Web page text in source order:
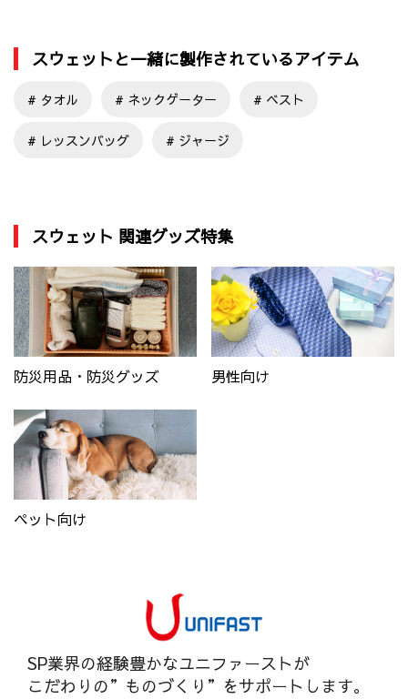
スウェットと一緒に製作されているアイテム
タオル ネックゲーター ベスト
レッスンバッグ ジャージ
スウェット 関連グッズ特集
防災用品・防災グッズ 男性向け
ペット向け
SP業界の経験豊かなユニファーストが
こだわりの”ものづくり”をサポートします。